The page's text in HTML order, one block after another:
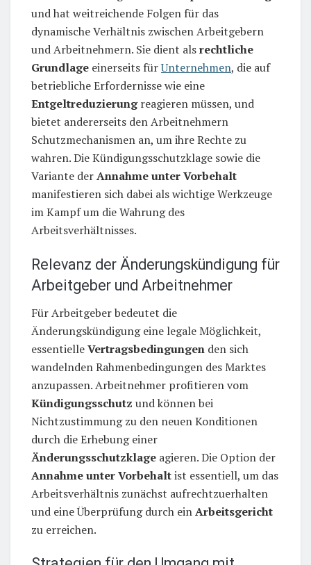
und hat weitreichende Folgen für das
dynamische Verhältnis zwischen Arbeitgebern
und Arbeitnehmern. Sie dient alsrechtliche
Grundlage einerseits fürUnternehmen, die auf
betriebliche Erfordernisse wie eine
Entgeltreduzierungreagieren müssen, und
bietet andererseits den Arbeitnehmern
Schutzmechanismen an, um ihre Rechte zu
wahren. Die Kündigungsschutzklage sowie die
Variante derAnnahme unter Vorbehalt
manifestieren sich dabei als wichtige Werkzeuge
im Kampf um die Wahrung des
Arbeitsverhältnisses.
Relevanz der Änderungskündigung für
Arbeitgeber und Arbeitnehmer
Für Arbeitgeber bedeutet die
Änderungskündigung eine legale Möglichkeit,
essentielleVertragsbedingungen den sich
wandelnden Rahmenbedingungen des Marktes
anzupassen. Arbeitnehmer profitieren vom
Kündigungsschutz und können bei
Nichtzustimmung zu den neuen Konditionen
durch die Erhebung einer
Änderungsschutzklage agieren. Die Option der
Annahme unter Vorbehaltist essentiell, um das
Arbeitsverhältnis zunächst aufrechtzuerhalten
und eine Überprüfung durch einArbeitsgericht
zu erreichen.